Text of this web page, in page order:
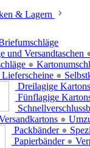
& Lagern
und Versandtaschen
●
Lieferscheine ●
Dreilagige Kartons
Fünflagige
●
Packbänder ●
Papierbänder ●